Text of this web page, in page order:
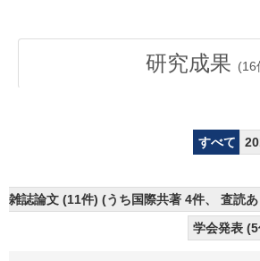
研究成果 (16
すべて
雑誌論文 (11件) (うち国際共著 4件、 査読
学会発表